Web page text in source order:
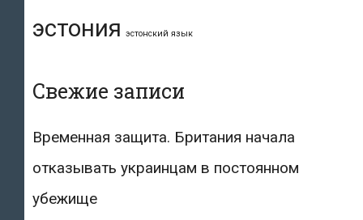
эстония эстонский язык
Свежие записи
Временная защита. Британия начала
отказывать украинцам в постоянном
убежище